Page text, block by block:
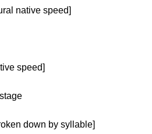
native speed]
speed]
down by syllable]